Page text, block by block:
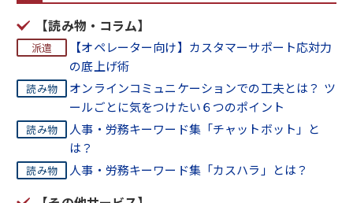
【読み物・コラム】
【オペレーター向け】カスタマーサポート応対力
の底上げ術
オンラインコミュニケーションでの工夫とは？ ツ
ールごとに気をつけたい６つのポイント
人事・労務キーワード集「チャットボット」と
は？
人事・労務キーワード集「カスハラ」とは？